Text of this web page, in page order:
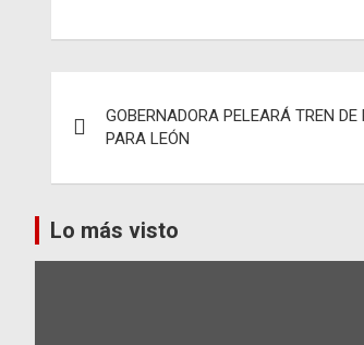
de
entradas
GOBERNADORA PELEARÁ TREN DE
PARA LEÓN
Lo más visto